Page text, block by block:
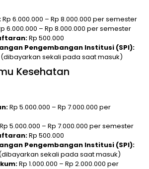
Rp 6.000.000 – Rp 8.000.000 per semester
6.000.000 – Rp 8.000.000 per semester
Rp 500.000
Pengembangan Institusi (SPI):
(dibayarkan sekali pada saat masuk)
Kesehatan
Rp 5.000.000 – Rp 7.000.000 per
Rp 5.000.000 – Rp 7.000.000 per semester
Rp 500.000
Pengembangan Institusi (SPI):
sekali pada saat masuk)
Rp 1.000.000 – Rp 2.000.000 per